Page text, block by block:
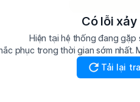
Có lỗi xảy
Hiện tại hệ thống đang gặp
phục trong thời gian sớm nhất.
Tải lại